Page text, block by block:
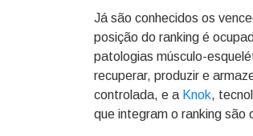
Já são conhecidos os
posição do ranking é
patologias músculo-
recuperar, produzir e
controlada, e a Knok,
que integram o ranking são